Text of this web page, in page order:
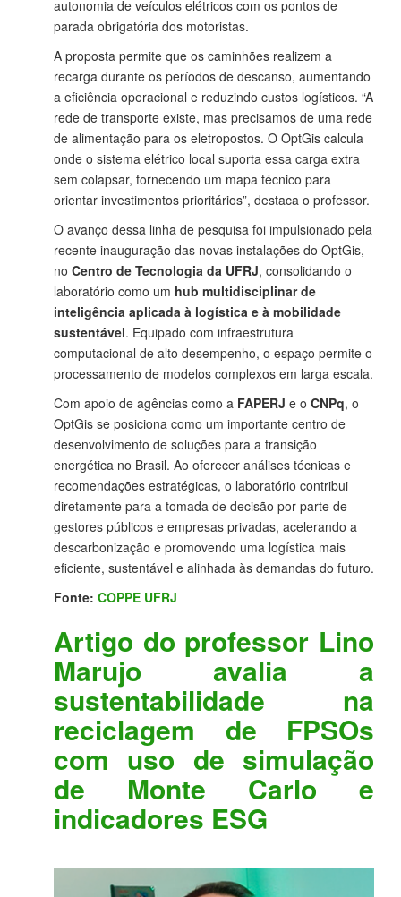
autonomia de veículos elétricos com os pontos de
parada obrigatória dos motoristas.
A proposta permite que os caminhões realizem a
recarga durante os períodos de descanso, aumentando
a eficiência operacional e reduzindo custos logísticos. “A
rede de transporte existe, mas precisamos de uma rede
de alimentação para os eletropostos. O OptGis calcula
onde o sistema elétrico local suporta essa carga extra
sem colapsar, fornecendo um mapa técnico para
orientar investimentos prioritários”, destaca o professor.
O avanço dessa linha de pesquisa foi impulsionado pela
recente inauguração das novas instalações do OptGis,
no Centro de Tecnologia da UFRJ, consolidando o
laboratório como um hub multidisciplinar de
inteligência aplicada à logística e à mobilidade
sustentável. Equipado com infraestrutura
computacional de alto desempenho, o espaço permite o
processamento de modelos complexos em larga escala.
Com apoio de agências como a FAPERJ e o CNPq, o
OptGis se posiciona como um importante centro de
desenvolvimento de soluções para a transição
energética no Brasil. Ao oferecer análises técnicas e
recomendações estratégicas, o laboratório contribui
diretamente para a tomada de decisão por parte de
gestores públicos e empresas privadas, acelerando a
descarbonização e promovendo uma logística mais
eficiente, sustentável e alinhada às demandas do futuro.
Fonte: COPPE UFRJ
Artigo do professor Lino
Marujo avalia a
sustentabilidade na
reciclagem de FPSOs
com uso de simulação
de Monte Carlo e
indicadores ESG